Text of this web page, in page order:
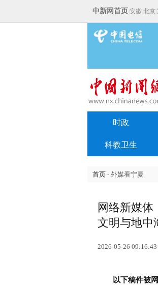
中新网首页 安徽 北京
时政
科教卫生
首页 - 外媒看宁夏
网络新媒
文明与地中
2026-05-26
以下稿件被